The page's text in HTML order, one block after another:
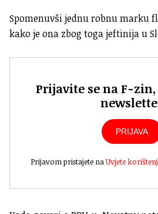
Spomenuvši jednu robnu marku
kako je ona zbog toga jeftinija u
Prijavite se na F-
PRIJAVA
Prijavom pristajete naUvjete